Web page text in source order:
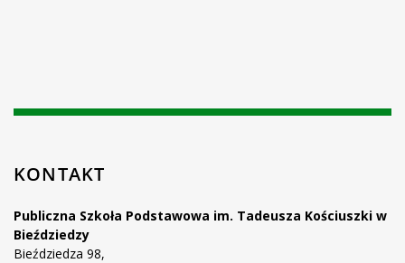
KONTAKT
Publiczna Szkoła Podstawowa im. Tadeusza Kościuszki w
Bieździedzy
Bieździedza 98,